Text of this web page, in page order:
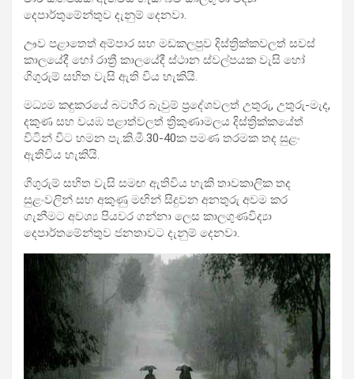
දෙපාර්තුමේන්තුව දැනුම් දෙනවා.
ඌව පළාතෙත් අම්පාර සහ මඩකලපුව දිස්ත්‍රික්කවලත් සවස්
කාලයේදී හෝ රාත්‍රී කාලයේදී ස්ථාන ස්වල්පයක වැසි හෝ
ගිගුරුම් සහිත වැසි ඇති විය හැකියි.
මධ්‍යම කඳුකරයේ බටහිර බැවුම් ප්‍රදේශවලත් උතුරු, උතුරු-මැද,
දකුණ සහ වයඹ පළාත්වලත් ත්‍රිකුණාමලය දිස්ත්‍රික්කයේත්
විටින් විට හමන පැ.කි.මී.30-40ක පමණ තරමක තද සුළං
ඇතිවිය හැකියි.
ගිගුරුම් සහිත වැසි සමඟ ඇතිවිය හැකි තාවකාලික තද
සුළංවලින් සහ අකුණු මඟින් සිදුවන අනතුරු අවම කර
ගැනීමට අවශ්‍ය පියවර ගන්නා ලෙස කාලගුණවිද්‍යා
දෙපාර්තමේන්තුව ජනතාවට දැනුම් දෙනවා.